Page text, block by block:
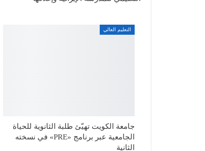
التعليم العالي
جامعة الكويت تهيّئ طلبة الثانوية للحياة
الجامعية عبر برنامج «PRE» في نسخته
الثانية